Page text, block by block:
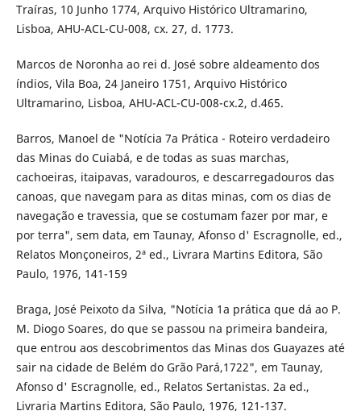
Traíras, 10 Junho 1774, Arquivo Histórico Ultramarino,
Lisboa, AHU-ACL-CU-008, cx. 27, d. 1773.
Marcos de Noronha ao rei d. José sobre aldeamento dos
índios, Vila Boa, 24 Janeiro 1751, Arquivo Histórico
Ultramarino, Lisboa, AHU-ACL-CU-008-cx.2, d.465.
Barros, Manoel de "Notícia 7a Prática - Roteiro verdadeiro
das Minas do Cuiabá, e de todas as suas marchas,
cachoeiras, itaipavas, varadouros, e descarregadouros das
canoas, que navegam para as ditas minas, com os dias de
navegação e travessia, que se costumam fazer por mar, e
por terra", sem data, em Taunay, Afonso d' Escragnolle, ed.,
Relatos Monçoneiros, 2ª ed., Livrara Martins Editora, São
Paulo, 1976, 141-159
Braga, José Peixoto da Silva, "Notícia 1a prática que dá ao P.
M. Diogo Soares, do que se passou na primeira bandeira,
que entrou aos descobrimentos das Minas dos Guayazes até
sair na cidade de Belém do Grão Pará,1722", em Taunay,
Afonso d' Escragnolle, ed., Relatos Sertanistas. 2a ed.,
Livraria Martins Editora, São Paulo, 1976, 121-137.